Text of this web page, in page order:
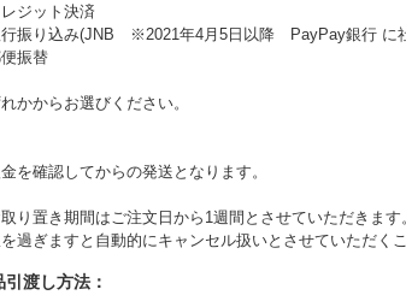
ジット決済
振り込み(JNB ※2021年4月5日以降 PayPay銀行 に
振替
かからお選びください。
金を確認してからの発送となります。
り置き期間はご注文日から1週間とさせていただきます
過ぎますと自動的にキャンセル扱いとさせていただく
引渡し方法：